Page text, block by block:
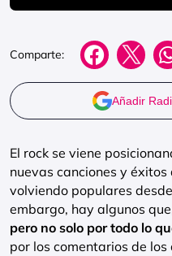
Comparte:
Añadir
El rock se viene
nuevas canciones y éxitos
volviendo populares
embargo, hay algunos
pero no solo por todo lo
por los comentarios de